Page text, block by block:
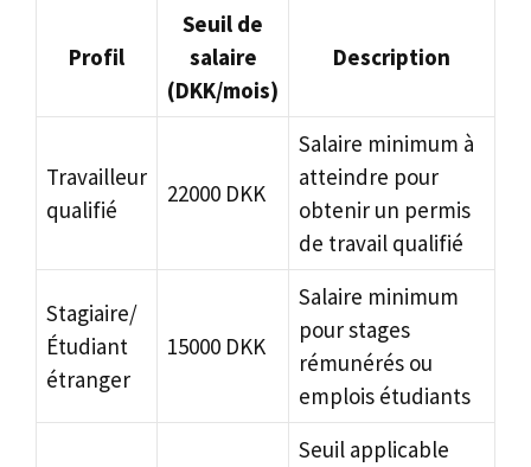
Profil
Seuil de
salaire
(DKK/mois)
Description
Travailleur
qualifié
22000 DKK
Salaire minimum à
atteindre pour
obtenir un permis
de travail qualifié
Stagiaire/
Étudiant
étranger
15000 DKK
Salaire minimum
pour stages
rémunérés ou
emplois étudiants
Seuil applicable